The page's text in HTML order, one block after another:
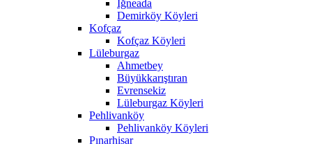
İğneada
Demirköy Köyleri
Kofçaz
Kofçaz Köyleri
Lüleburgaz
Ahmetbey
Büyükkarıştıran
Evrensekiz
Lüleburgaz Köyleri
Pehlivanköy
Pehlivanköy Köyleri
Pınarhisar